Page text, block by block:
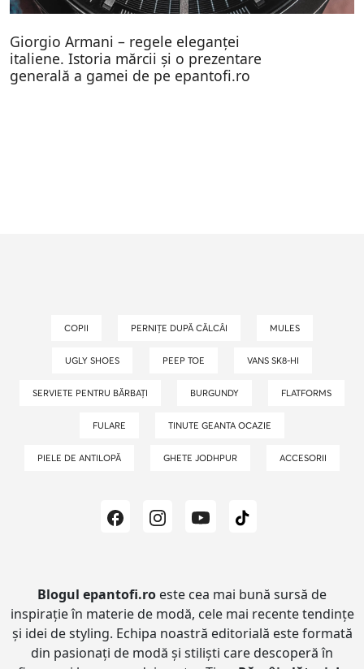
Giorgio Armani – regele eleganței
italiene. Istoria mărcii și o prezentare
generală a gamei de pe epantofi.ro
COPII PERNIȚE DUPĂ CĂLCÂI MULES
UGLY SHOES PEEP TOE VANS SK8-HI
SERVIETE PENTRU BĂRBAȚI BURGUNDY FLATFORMS
FULARE TINUTE GEANTA OCAZIE
PIELE DE ANTILOPĂ GHETE JODHPUR ACCESORII
Blogul epantofi.ro este cea mai bună sursă de
inspirație în materie de modă, cele mai recente tendințe
și idei de styling. Echipa noastră editorială este formată
din pasionați de modă și stiliști care descoperă în